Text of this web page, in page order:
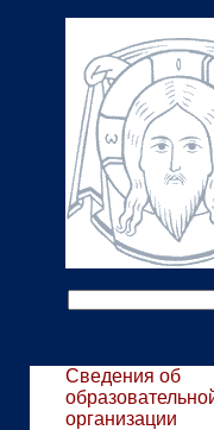
Сведения об
организации